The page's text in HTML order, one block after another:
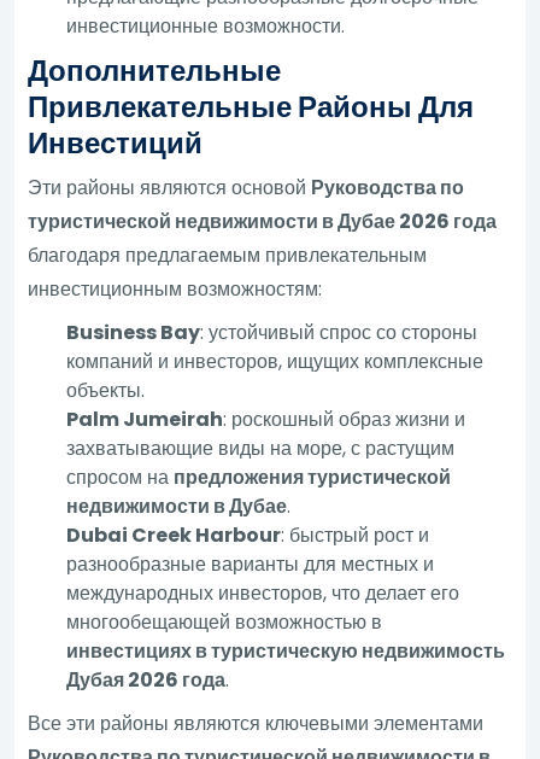
инвестиционные возможности.
Дополнительные
Привлекательные Районы Для
Инвестиций
Эти районы являются основой Руководства по
туристической недвижимости в Дубае 2026 года
благодаря предлагаемым привлекательным
инвестиционным возможностям:
Business Bay: устойчивый спрос со стороны
компаний и инвесторов, ищущих комплексные
объекты.
Palm Jumeirah: роскошный образ жизни и
захватывающие виды на море, с растущим
спросом на предложения туристической
недвижимости в Дубае.
Dubai Creek Harbour: быстрый рост и
разнообразные варианты для местных и
международных инвесторов, что делает его
многообещающей возможностью в
инвестициях в туристическую недвижимость
Дубая 2026 года.
Все эти районы являются ключевыми элементами